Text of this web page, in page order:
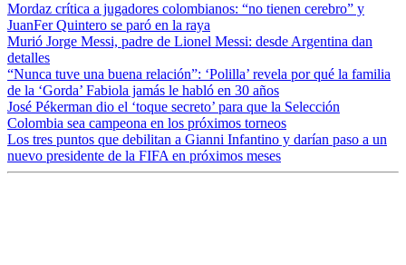
Mordaz crítica a jugadores colombianos: “no tienen cerebro” y
JuanFer Quintero se paró en la raya
Murió Jorge Messi, padre de Lionel Messi: desde Argentina dan
detalles
“Nunca tuve una buena relación”: ‘Polilla’ revela por qué la familia
de la ‘Gorda’ Fabiola jamás le habló en 30 años
José Pékerman dio el ‘toque secreto’ para que la Selección
Colombia sea campeona en los próximos torneos
Los tres puntos que debilitan a Gianni Infantino y darían paso a un
nuevo presidente de la FIFA en próximos meses